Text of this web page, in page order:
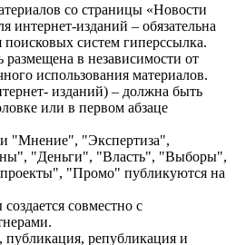
со страницы «Новости
интернет-изданий – обязательна
поисковых систем гиперссылка.
в независимости от
использования материалов.
изданий) – должна быть
или в первом абзаце
"Мнение", "Экспертиза",
"Деньги", "Власть", "Выборы",
"Промо" публикуются на
совместно с
републикация и